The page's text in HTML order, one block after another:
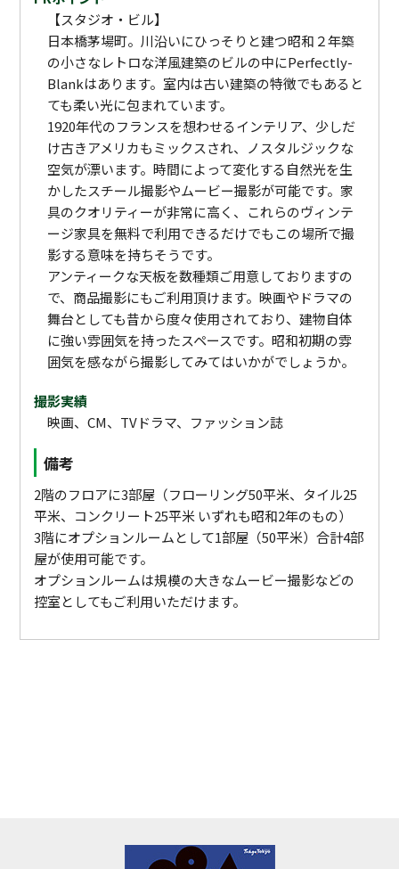
【スタジオ・ビル】
日本橋茅場町。川沿いにひっそりと建つ昭和２年築
の小さなレトロな洋風建築のビルの中にPerfectly-
Blankはあります。室内は古い建築の特徴でもあると
ても柔い光に包まれています。
1920年代のフランスを想わせるインテリア、少しだ
け古きアメリカもミックスされ、ノスタルジックな
空気が漂います。時間によって変化する自然光を生
かしたスチール撮影やムービー撮影が可能です。家
具のクオリティーが非常に高く、これらのヴィンテ
ージ家具を無料で利用できるだけでもこの場所で撮
影する意味を持ちそうです。
アンティークな天板を数種類ご用意しておりますの
で、商品撮影にもご利用頂けます。映画やドラマの
舞台としても昔から度々使用されており、建物自体
に強い雰囲気を持ったスペースです。昭和初期の雰
囲気を感ながら撮影してみてはいかがでしょうか。
撮影実績
映画、CM、TVドラマ、ファッション誌
備考
2階のフロアに3部屋（フローリング50平米、タイル25
平米、コンクリート25平米 いずれも昭和2年のもの）
3階にオプションルームとして1部屋（50平米）合計4部
屋が使用可能です。
オプションルームは規模の大きなムービー撮影などの
控室としてもご利用いただけます。